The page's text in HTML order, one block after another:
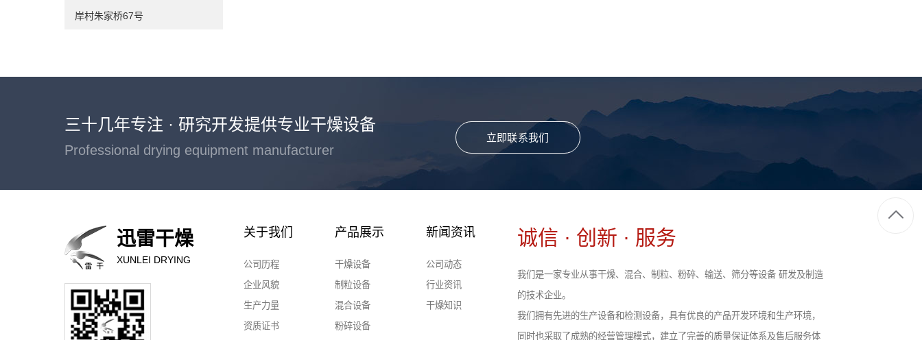
岸村朱家桥67号
三十几年专注 · 研究开发提供专业干燥设备
Professional drying equipment manufacturer
立即联系我们
迅雷干燥
XUNLEI DRYING
关于我们
公司历程
企业风貌
生产力量
资质证书
产品展示
干燥设备
制粒设备
混合设备
粉碎设备
新闻资讯
公司动态
行业资讯
干燥知识
诚信 · 创新 · 服务
我们是一家专业从事干燥、混合、制粒、粉碎、输送、筛分等设备 研发及制造
的技术企业。
我们拥有先进的生产设备和检测设备，具有优良的产品开发环境和生产环境，
同时也采取了成熟的经营管理模式，建立了完善的质量保证体系及售后服务体